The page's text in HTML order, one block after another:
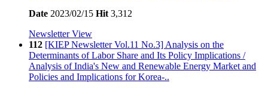
Date 2023/02/15 Hit 3,312
Newsletter View
112 [KIEP Newsletter Vol.11 No.3] Analysis on the
Determinants of Labor Share and Its Policy Implications /
Analysis of India's New and Renewable Energy Market and
Policies and Implications for Korea-..